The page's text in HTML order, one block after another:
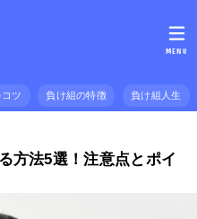
ツ 負け組の特徴 負け組人生
MENU
方法5選！注意点とポイ